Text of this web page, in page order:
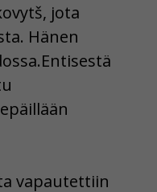
jota
Hänen
vapautettiin